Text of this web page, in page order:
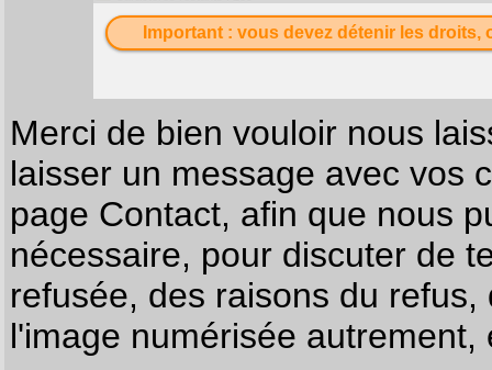
Important : vous devez détenir les
Merci de bien vouloir nous
laisser un message avec vos
page Contact, afin que nous
nécessaire, pour discuter de
refusée, des raisons du
l'image numérisée autrement,